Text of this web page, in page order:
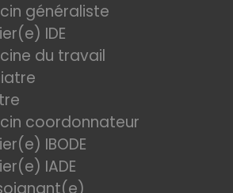
généraliste
IDE
du travail
coordonnateur
IBODE
IADE